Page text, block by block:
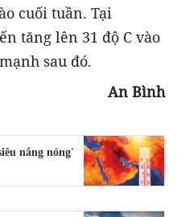
cuối tuần. Tại
tăng lên 31 độ C vào
sau đó.
An Bình
nắng nóng'